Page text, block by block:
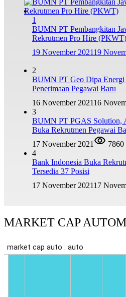
1
BUMN PT Pembangkitan
Rekrutmen Pro Hire (PKWT)
19 November 202119
2
BUMN PT Geo Dipa Energi
Penerimaan Pegawai Baru
16 November 202116
3
BUMN PT PGAS Solution,
Buka Rekrutmen Pegawai
17 November 2021
7860
4
Bank Indonesia Buka
Tersedia 37 Posisi
17 November 202117
MARKET CAP